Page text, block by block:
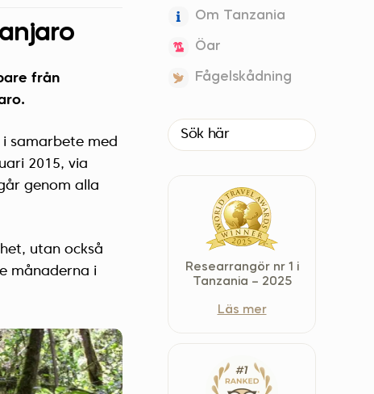
Japan (Japanese)
Europe
Czech Republic (Čeština)
France (Français)
Deutschland (Deutsch)
Nederland (Nederlands)
North Macedonia (Македонски)
Poland (Polski)
Россия (Русский)
España (Español)
från
samarbete med
2015, via
genom alla
utan också
månaderna i
Om Tanzania
Öar
Fågelskådning
Researrangör nr 1 i
Tanzania – 2025
Läs mer